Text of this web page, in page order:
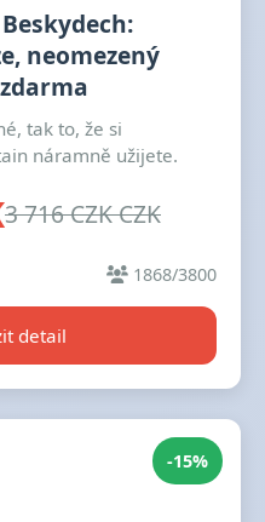
neomezený
tak to, že si
náramně užijete.
3 716 CZK CZK
1868/3800
detail
-15%